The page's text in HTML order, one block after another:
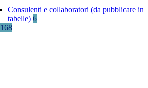
Consulenti e collaboratori (da pubblicare in
tabelle) 6
168